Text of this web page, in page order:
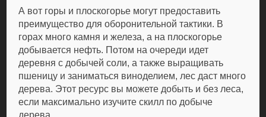
А вот горы и плоскогорье могут предоставить
преимущество для оборонительной тактики. В
горах много камня и железа, а на плоскогорье
добывается нефть. Потом на очереди идет
деревня с добычей соли, а также выращивать
пшеницу и заниматься виноделием, лес даст много
дерева. Этот ресурс вы можете добыть и без леса,
если максимально изучите скилл по добыче
дерева.